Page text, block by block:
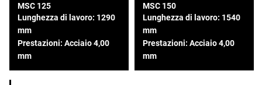
MSC 125
Lunghezza di lavoro: 1290
mm
Prestazioni: Acciaio 4,00
mm
MSC 150
Lunghezza di lavoro: 1540
mm
Prestazioni: Acciaio 4,00
mm